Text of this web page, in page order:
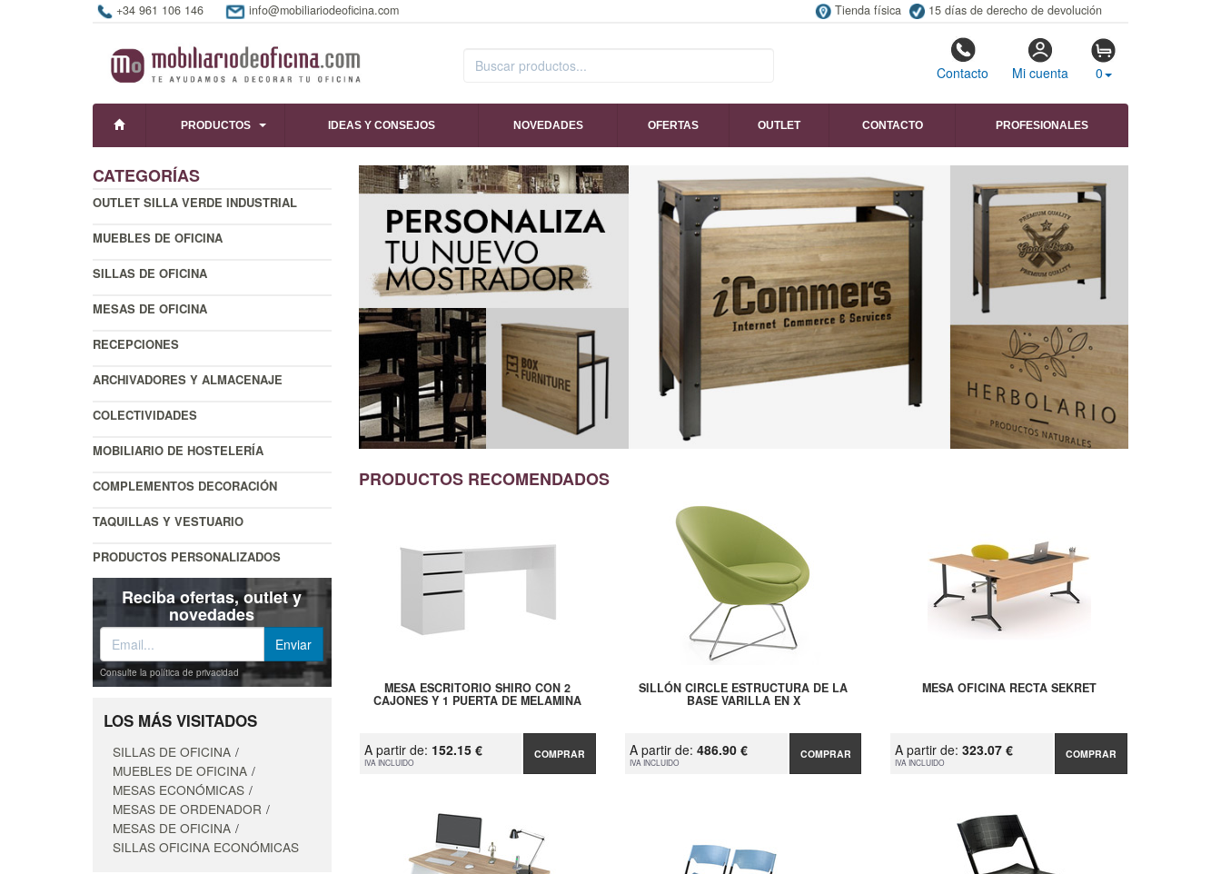
+34 961 106 146 info@mobiliariodeoficina.com Tienda física 15 días de derecho de devolución
Contacto Mi cuenta 0
PRODUCTOS IDEAS Y CONSEJOS NOVEDADES OFERTAS OUTLET CONTACTO PROFESIONALES
CATEGORÍAS
OUTLET SILLA VERDE INDUSTRIAL
MUEBLES DE OFICINA
SILLAS DE OFICINA
MESAS DE OFICINA
RECEPCIONES
ARCHIVADORES Y ALMACENAJE
COLECTIVIDADES
MOBILIARIO DE HOSTELERÍA
COMPLEMENTOS DECORACIÓN
TAQUILLAS Y VESTUARIO
PRODUCTOS PERSONALIZADOS
Reciba ofertas, outlet y
novedades
Consulte la política de privacidad
LOS MÁS VISITADOS
SILLAS DE OFICINA
MUEBLES DE OFICINA
MESAS ECONÓMICAS
MESAS DE ORDENADOR
MESAS DE OFICINA
SILLAS OFICINA ECONÓMICAS
PRODUCTOS RECOMENDADOS
MESA ESCRITORIO SHIRO CON 2
CAJONES Y 1 PUERTA DE MELAMINA
A partir de: 152.15 €
IVA INCLUIDO
COMPRAR
SILLÓN CIRCLE ESTRUCTURA DE LA
BASE VARILLA EN X
A partir de: 486.90 €
IVA INCLUIDO
COMPRAR
MESA OFICINA RECTA SEKRET
A partir de:323.07 €
IVA INCLUIDO
COMPRAR